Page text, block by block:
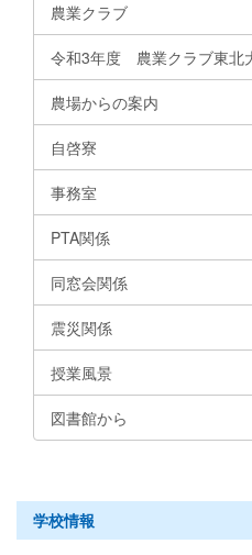
農業クラブ
令和3年度 農業クラブ東北
農場からの案内
自啓寮
事務室
PTA関係
同窓会関係
震災関係
授業風景
図書館から
学校情報